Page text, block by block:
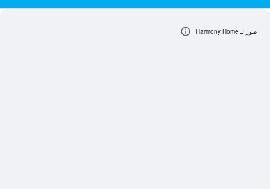
صور لـ Harmony Home